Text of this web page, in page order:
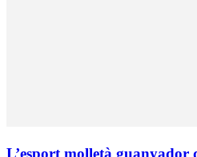
L’esport molletà